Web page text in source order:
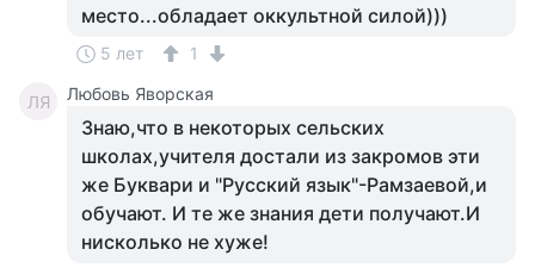
место...обладает оккультной силой)))
5 лет 1
ЛЯ Любовь Яворская
Знаю,что в некоторых сельских
школах,учителя достали из закромов эти
же Буквари и "Русский язык"-Рамзаевой,и
обучают. И те же знания дети получают.И
нисколько не хуже!